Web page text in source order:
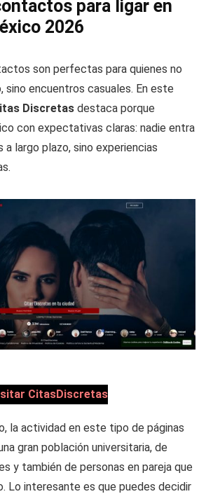
para ligar en
2026
son perfectas para quienes no
sino encuentros casuales. En este
Discretas destaca porque
con expectativas claras: nadie entra
a largo plazo, sino experiencias
CitasDiscretas
la actividad en este tipo de páginas
gran población universitaria, de
y también de personas en pareja que
Lo interesante es que puedes decidir